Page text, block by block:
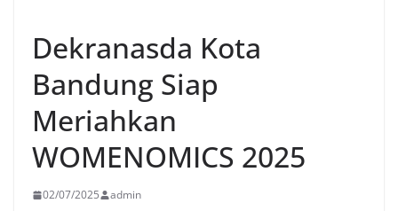
Dekranasda Kota
Bandung Siap
Meriahkan
WOMENOMICS 2025
02/07/2025 admin